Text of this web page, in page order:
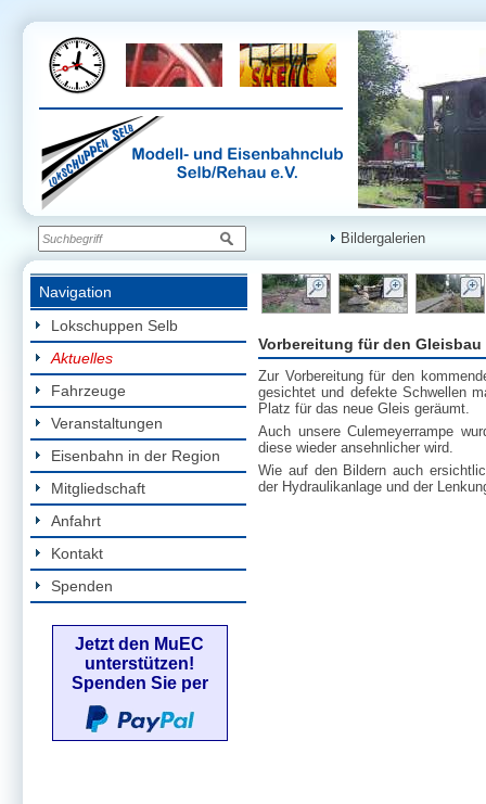
Bildergalerien
Navigation
Lokschuppen Selb
Aktuelles
Fahrzeuge
Veranstaltungen
Eisenbahn in der Region
Mitgliedschaft
Anfahrt
Kontakt
Spenden
Jetzt den MuEC
unterstützen!
Spenden Sie per
Vorbereitung für den Gleisbau
Zur Vorbereitung für den
gesichtet und defekte Schwellen
Platz für das neue Gleis geräumt.
Auch unsere Culemeyerrampe
diese wieder ansehnlicher wird.
Wie auf den Bildern auch
der Hydraulikanlage und der